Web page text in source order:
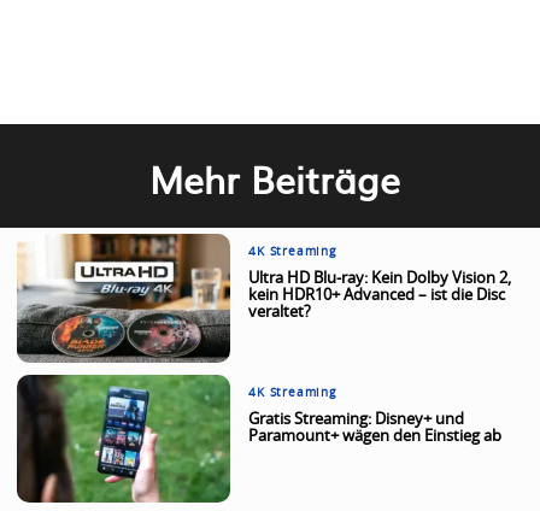
Mehr Beiträge
4K Streaming
Ultra HD Blu-ray: Kein Dolby Vision 2,
kein HDR10+ Advanced – ist die Disc
veraltet?
4K Streaming
Gratis Streaming: Disney+ und
Paramount+ wägen den Einstieg ab